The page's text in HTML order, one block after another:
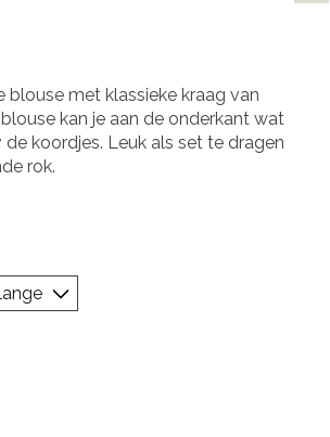
blouse met klassieke kraag van
kan je aan de onderkant wat
koordjes. Leuk als set te dragen
rok.